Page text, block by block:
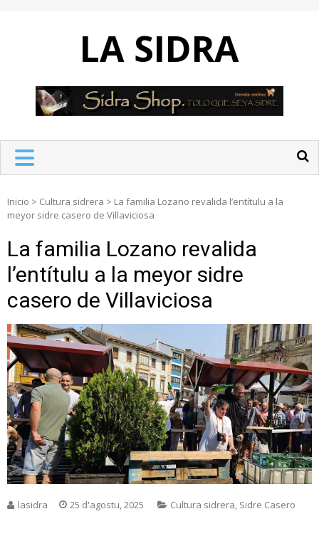
LA SIDRA
Inicio > Cultura sidrera > La familia Lozano revalida l’entítulu a la
meyor sidre casero de Villaviciosa
La familia Lozano revalida
l’entítulu a la meyor sidre
casero de Villaviciosa
lasidra 25 d'agostu, 2025 Cultura sidrera, Sidre Casero